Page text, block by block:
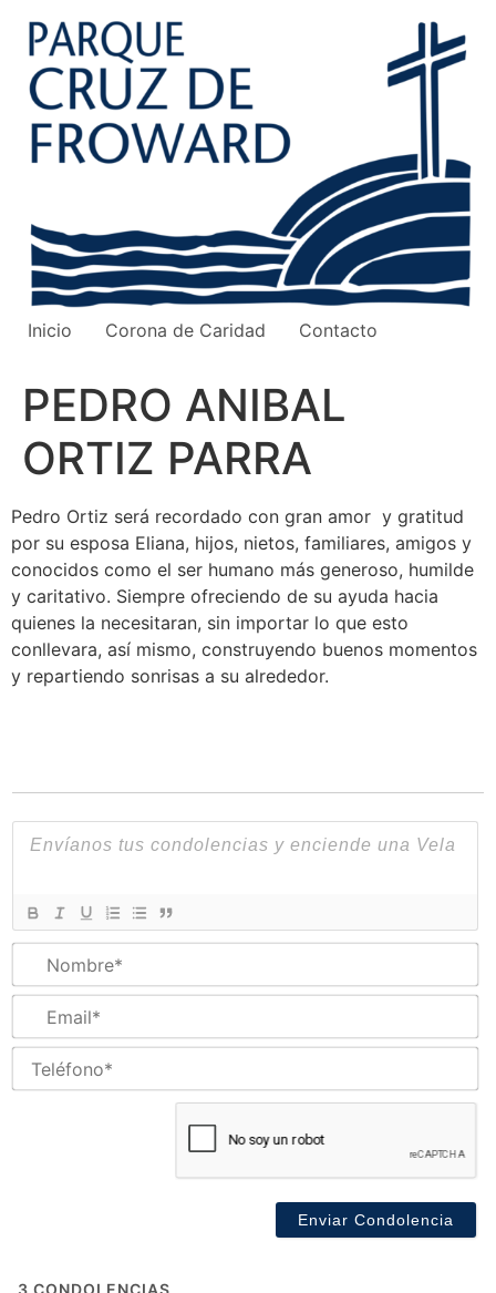
contenido
Inicio Corona de Caridad Contacto
PEDRO ANIBAL
ORTIZ PARRA
Pedro Ortiz será recordado con gran amor y gratitud
por su esposa Eliana, hijos, nietos, familiares, amigos y
conocidos como el ser humano más generoso, humilde
y caritativo. Siempre ofreciendo de su ayuda hacia
quienes la necesitaran, sin importar lo que esto
conllevara, así mismo, construyendo buenos momentos
y repartiendo sonrisas a su alrededor.
3 CONDOLENCIAS